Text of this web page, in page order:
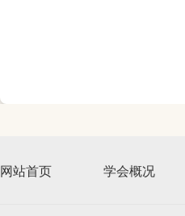
网站首页 学会概况